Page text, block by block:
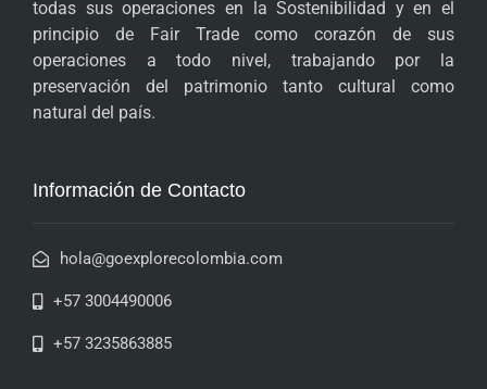
todas sus operaciones en la Sostenibilidad y en el
principio de Fair Trade como corazón de sus
operaciones a todo nivel, trabajando por la
preservación del patrimonio tanto cultural como
natural del país.
Información de Contacto
hola@goexplorecolombia.com
+57 3004490006
+57 3235863885